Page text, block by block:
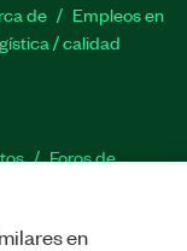
de
Empleos en
/ calidad
Foros de
en